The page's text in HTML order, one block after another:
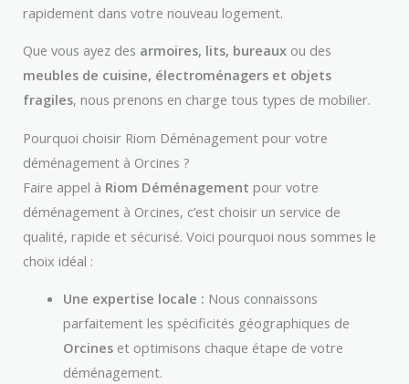
rapidement dans votre nouveau logement.
Que vous ayez des armoires, lits, bureaux ou des
meubles de cuisine, électroménagers et objets
fragiles, nous prenons en charge tous types de mobilier.
Pourquoi choisir Riom Déménagement pour votre
déménagement à Orcines ?
Faire appel à Riom Déménagement pour votre
déménagement à Orcines, c’est choisir un service de
qualité, rapide et sécurisé. Voici pourquoi nous sommes le
choix idéal :
Une expertise locale : Nous connaissons
parfaitement les spécificités géographiques de
Orcineset optimisons chaque étape de votre
déménagement.